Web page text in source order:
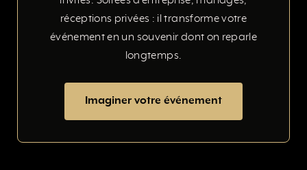
réceptions privées : il transforme votre
événement en un souvenir dont on reparle
longtemps.
Imaginer votre événement